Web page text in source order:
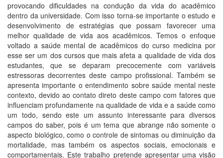
provocando dificuldades na condução da vida do acadêmico
dentro da universidade. Com isso torna-se importante o estudo e
desenvolvimento de estratégias que possam favorecer uma
melhor qualidade de vida aos acadêmicos. Temos o enfoque
voltado a saúde mental de acadêmicos do curso medicina por
esse ser um dos cursos que mais afeta a qualidade de vida dos
estudantes, que se deparam precocemente com variáveis
estressoras decorrentes deste campo profissional. Também se
apresenta importante o entendimento sobre saúde mental neste
contexto, devido ao contato direto deste campo com fatores que
influenciam profundamente na qualidade de vida e a saúde como
um todo, sendo este um assunto interessante para diversos
campos do saber, pois é um tema que abrange não somente o
aspecto biológico, como o controle de sintomas ou diminuição da
mortalidade, mas também os aspectos sociais, emocionais e
comportamentais. Este trabalho pretende apresentar uma visão